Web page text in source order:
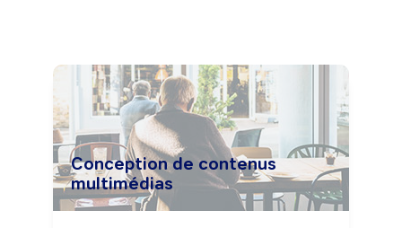
Conception de contenus
multimédias